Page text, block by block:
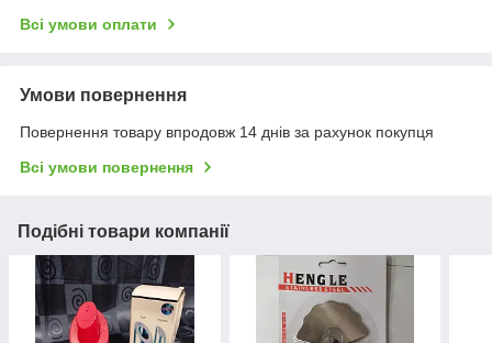
Всі умови оплати
Умови повернення
Повернення товару впродовж 14 днів за рахунок покупця
Всі умови повернення
Подібні товари компанії